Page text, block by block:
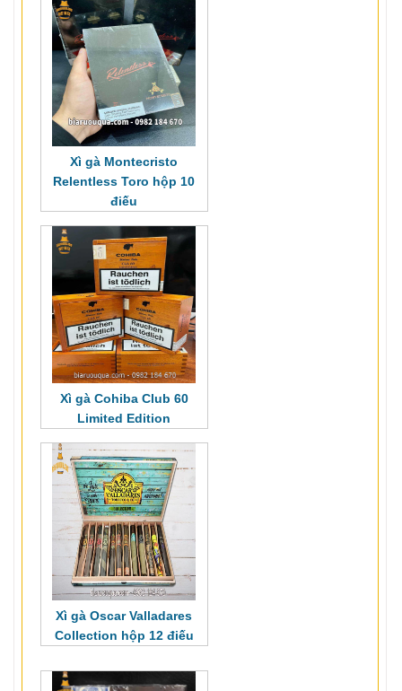
Xì gà Montecristo
Relentless Toro hộp 10
điếu
Xì gà Cohiba Club 60
Limited Edition
Xì gà Oscar Valladares
Collection hộp 12 điếu